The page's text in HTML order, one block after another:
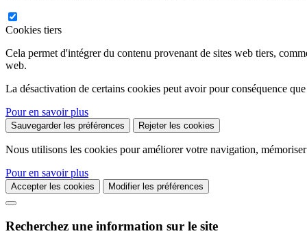
Cookies tiers
Cela permet d'intégrer du contenu provenant de sites web tiers,
web.
La désactivation de certains cookies peut avoir pour conséquence
Pour en savoir plus
Sauvegarder les préférences Rejeter les cookies
Nous utilisons les cookies pour améliorer votre navigation,
Pour en savoir plus
Accepter les cookies Modifier les préférences
Recherchez une information sur le site